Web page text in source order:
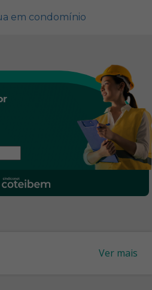
em condomínio
Ver mais